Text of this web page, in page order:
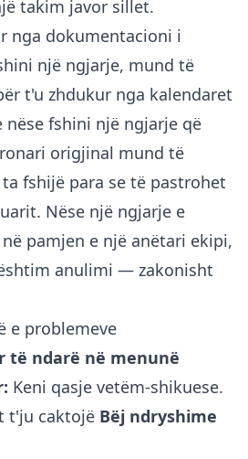
takim javor sillet.
nga dokumentacioni i
një ngjarje, mund të
t'u zhdukur nga kalendaret
nëse fshini një ngjarje që
origjinal mund të
fshijë para se të pastrohet
Nëse një ngjarje e
pamjen e një anëtari ekipi,
anulimi — zakonisht
e problemeve
të ndarë në menunë
Keni qasje vetëm-shikuese.
t'ju caktojë Bëj ndryshime